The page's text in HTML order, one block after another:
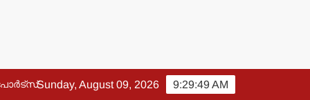
9:29:51 AM
Sunday, August 09, 2026